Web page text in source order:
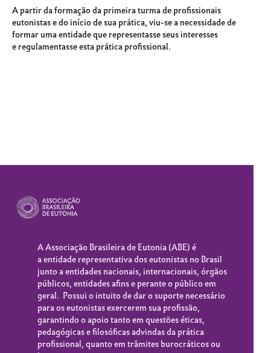
A partir da formação da primeira turma de profissionais
eutonistas e do início de sua prática, viu-se a necessidade de
formar uma entidade que representasse seus interesses
e regulamentasse esta prática profissional.
A Associação Brasileira de Eutonia (ABE) é
a entidade representativa dos eutonistas no Brasil
junto a entidades nacionais, internacionais, órgãos
públicos, entidades afins e perante o público em
geral. Possui o intuito de dar o suporte necessário
para os eutonistas exercerem sua profissão,
garantindo o apoio tanto em questões éticas,
pedagógicas e filosóficas advindas da prática
profissional, quanto em trâmites burocráticos ou